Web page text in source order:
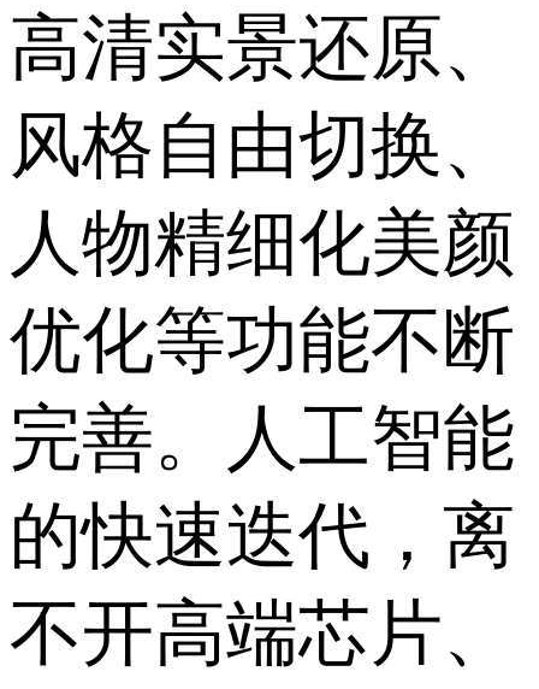
高清实景还原、
风格自由切换、
人物精细化美颜
优化等功能不断
完善。人工智能
的快速迭代，离
不开高端芯片、